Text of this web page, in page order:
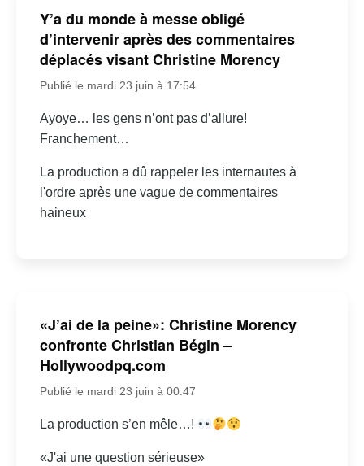
Y’a du monde à messe obligé
d’intervenir après des commentaires
déplacés visant Christine Morency
Publié le mardi 23 juin à 17:54
Ayoye… les gens n’ont pas d’allure!
Franchement…
La production a dû rappeler les internautes à
l'ordre après une vague de commentaires
haineux
«J’ai de la peine»: Christine Morency
confronte Christian Bégin –
Hollywoodpq.com
Publié le mardi 23 juin à 00:47
La production s’en mêle…!
«J'ai une question sérieuse»